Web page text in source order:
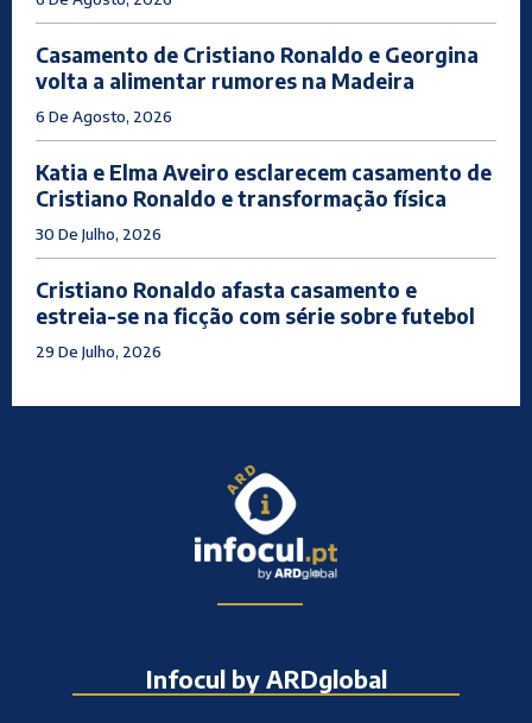
Casamento de Cristiano Ronaldo e Georgina
volta a alimentar rumores na Madeira
6 De Agosto, 2026
Katia e Elma Aveiro esclarecem casamento de
Cristiano Ronaldo e transformação física
30 De Julho, 2026
Cristiano Ronaldo afasta casamento e
estreia-se na ficção com série sobre futebol
29 De Julho, 2026
Infocul by ARDglobal